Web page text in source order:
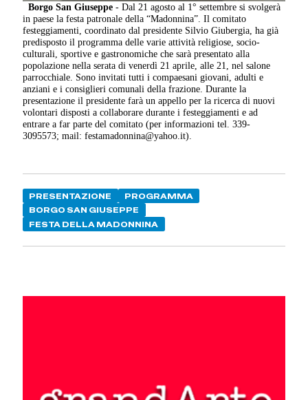
Borgo San Giuseppe - Dal 21 agosto al 1° settembre si svolgerà
in paese la festa patronale della “Madonnina”. Il comitato
festeggiamenti, coordinato dal presidente Silvio Giubergia, ha già
predisposto il programma delle varie attività religiose, socio-
culturali, sportive e gastronomiche che sarà presentato alla
popolazione nella serata di venerdì 21 aprile, alle 21, nel salone
parrocchiale. Sono invitati tutti i compaesani giovani, adulti e
anziani e i consiglieri comunali della frazione. Durante la
presentazione il presidente farà un appello per la ricerca di nuovi
volontari disposti a collaborare durante i festeggiamenti e ad
entrare a far parte del comitato (per informazioni tel. 339-
3095573; mail: festamadonnina@yahoo.it).
PRESENTAZIONE
PROGRAMMA
BORGO SAN GIUSEPPE
FESTA DELLA MADONNINA